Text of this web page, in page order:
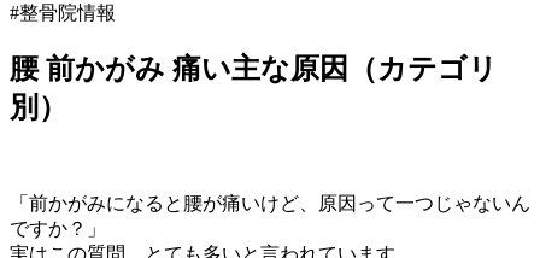
#整骨院情報
腰 前かがみ 痛い主な原因（カテゴリ
別）
「前かがみになると腰が痛いけど、原因って一つじゃないん
ですか？」